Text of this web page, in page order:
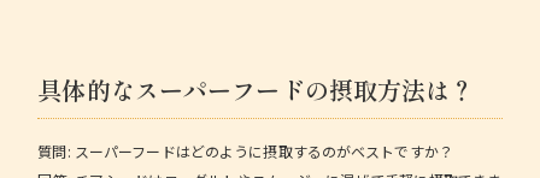
具体的なスーパーフードの摂取方法は？
質問: スーパーフードはどのように摂取するのがベストですか？